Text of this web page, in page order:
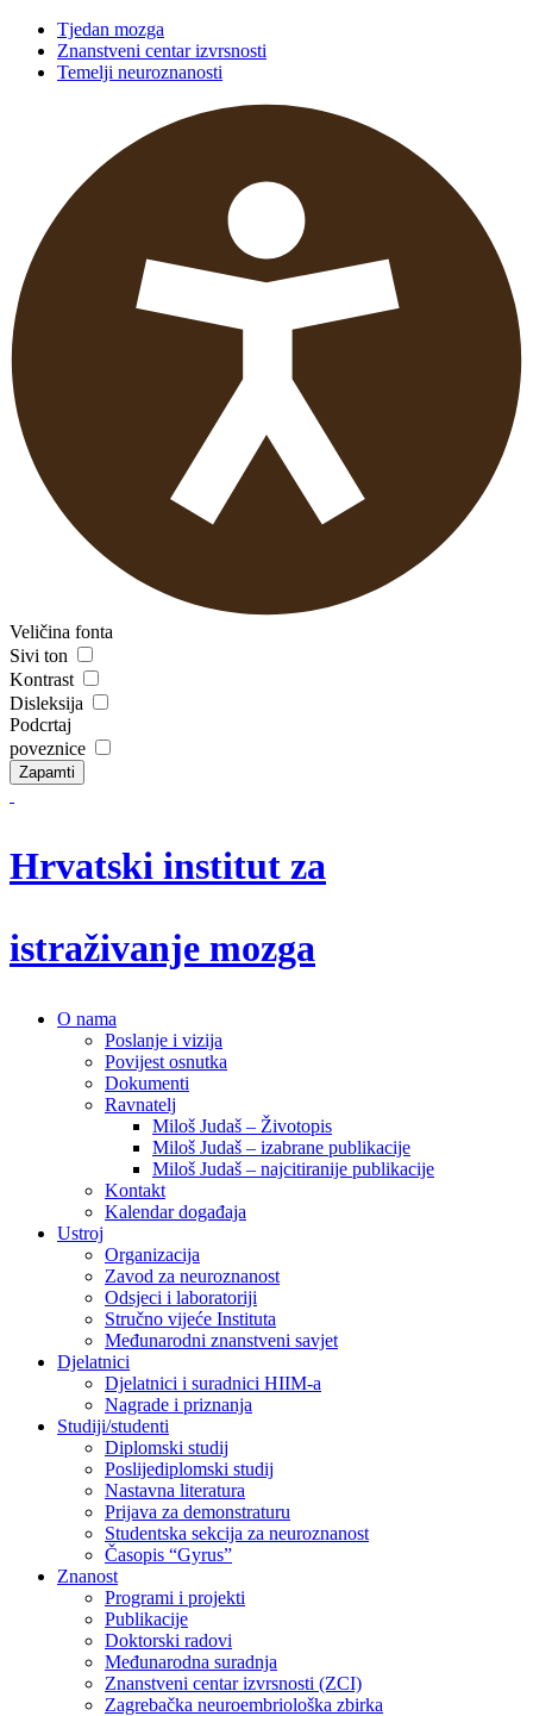
Tjedan mozga
Znanstveni centar izvrsnosti
Temelji neuroznanosti
Veličina fonta
Sivi ton
Kontrast
Disleksija
Podcrtaj
poveznice
Zapamti
Hrvatski institut za
istraživanje mozga
O nama
Poslanje i vizija
Povijest osnutka
Dokumenti
Ravnatelj
Miloš Judaš – Životopis
Miloš Judaš – izabrane publikacije
Miloš Judaš – najcitiranije publikacije
Kontakt
Kalendar događaja
Ustroj
Organizacija
Zavod za neuroznanost
Odsjeci i laboratoriji
Stručno vijeće Instituta
Međunarodni znanstveni savjet
Djelatnici
Djelatnici i suradnici HIIM-a
Nagrade i priznanja
Studiji/studenti
Diplomski studij
Poslijediplomski studij
Nastavna literatura
Prijava za demonstraturu
Studentska sekcija za neuroznanost
Časopis “Gyrus”
Znanost
Programi i projekti
Publikacije
Doktorski radovi
Međunarodna suradnja
Znanstveni centar izvrsnosti (ZCI)
Zagrebačka neuroembriološka zbirka